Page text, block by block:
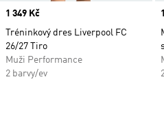
Price
1 349 Kč
Tréninkový dres Liverpool FC
26/27 Tiro
Muži Performance
2 barvy/ev